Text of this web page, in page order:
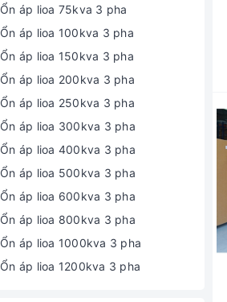
Ổn áp lioa 75kva 3 pha
Ổn áp lioa 100kva 3 pha
Ổn áp lioa 150kva 3 pha
Ổn áp lioa 200kva 3 pha
Ổn áp lioa 250kva 3 pha
Ổn áp lioa 300kva 3 pha
Ổn áp lioa 400kva 3 pha
Ổn áp lioa 500kva 3 pha
Ổn áp lioa 600kva 3 pha
Ổn áp lioa 800kva 3 pha
Ổn áp lioa 1000kva 3 pha
Ổn áp lioa 1200kva 3 pha